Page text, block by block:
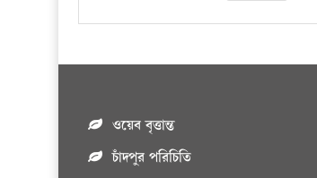
ওয়েব বৃত্তান্ত
চাঁদপুর পরিচিতি